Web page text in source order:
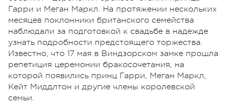
Гарри и Меган Маркл. На протяжении нескольких
месяцев поклонники британского семейства
наблюдали за подготовкой к свадьбе в надежде
узнать подробности предстоящего торжества.
Известно, что 17 мая в Виндзорском замке прошла
репетиция церемонии бракосочетания, на
которой появились принц Гарри, Меган Маркл,
Кейт Миддлтон и другие члены королевской
семьи.